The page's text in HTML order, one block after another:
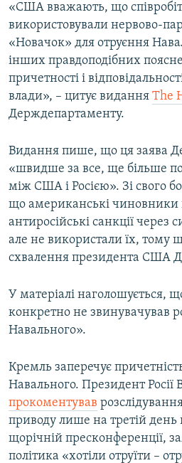
«США вважають, що
використовували нервово-
«Новачок» для отруєння
інших правдоподібних
причетності і
влади», – цитує видання The
Держдепартаменту.
Видання пише, що ця заява
«швидше за все, ще більше
між США і Росією». Зі свого
що американські чиновники
антиросійські санкції через
але не використали їх, тому
схвалення президента США
У матеріалі наголошується,
конкретно не звинувачував
Навального».
Кремль заперечує
Навального. Президент Росії
прокоментував
приводу лише на третій день
щорічній пресконференції,
політика «хотіли отруїти –